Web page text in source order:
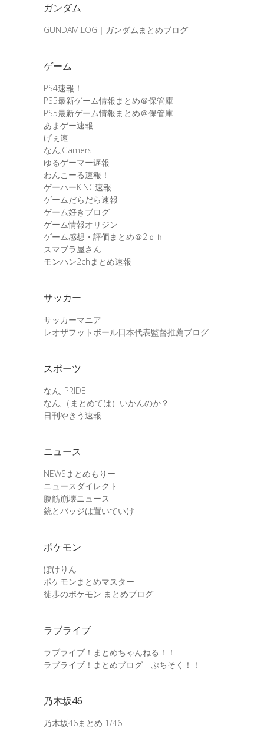
ガンダム
GUNDAM.LOG｜ガンダムまとめブログ
ゲーム
PS4速報！
PS5最新ゲーム情報まとめ＠保管庫
PS5最新ゲーム情報まとめ＠保管庫
あまゲー速報
げぇ速
なんJGamers
ゆるゲーマー遅報
わんこーる速報！
ゲーハーKING速報
ゲームだらだら速報
ゲーム好きブログ
ゲーム情報オリジン
ゲーム感想・評価まとめ＠2ｃｈ
スマブラ屋さん
モンハン2chまとめ速報
サッカー
サッカーマニア
レオザフットボール日本代表監督推薦ブログ
スポーツ
なんJ PRIDE
なんJ（まとめては）いかんのか？
日刊やきう速報
ニュース
NEWSまとめもりー
ニュースダイレクト
腹筋崩壊ニュース
銃とバッジは置いていけ
ポケモン
ぽけりん
ポケモンまとめマスター
徒歩のポケモン まとめブログ
ラブライブ
ラブライブ！まとめちゃんねる！！
ラブライブ！まとめブログ ぷちそく！！
乃木坂46
乃木坂46まとめ 1/46